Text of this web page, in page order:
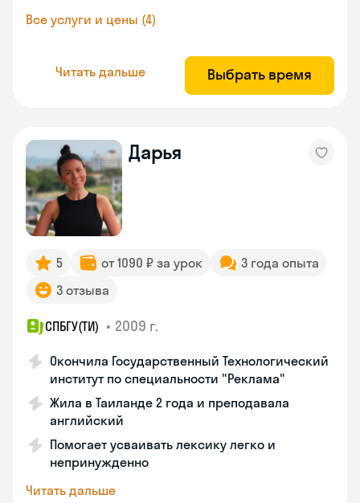
Все услуги и цены (4)
Читать дальше Выбрать время
Дарья
5 от 1090 ₽ за урок
3 года опыта
3 отзыва
СПБГУ(ТИ) • 2009 г.
Окончила Государственный Технологический
институт по специальности "Реклама"
Жила в Таиланде 2 года и преподавала
английский
Помогает усваивать лексику легко и
непринужденно
Читать дальше